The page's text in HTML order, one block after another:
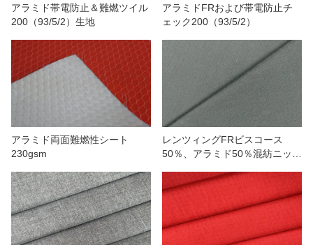
アラミド帯電防止＆難燃ツイル
200（93/5/2）生地
アラミドFRおよび帯電防止チ
ェック200（93/5/2）
アラミド両面難燃性シート
230gsm
レンツィングFRビスコース
50％、アラミド50％混紡ニット